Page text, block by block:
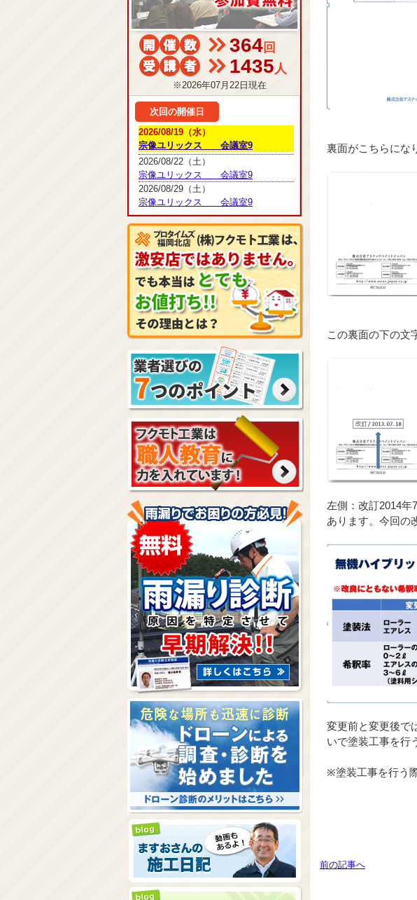
裏面がこちらにな
この裏面の下の文
左側：改訂2014
あります。今回の
変更前と変更後で
いで塗装工事を行
※塗装工事を行う
前の記事へ
364回
1435人
※2026年07月22日現在
次回の開催日
2026/08/19（水）
宗像ユリックス 会議室9
2026/08/22（土）
宗像ユリックス 会議室9
2026/08/29（土）
宗像ユリックス 会議室9